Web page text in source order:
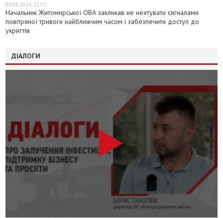
08.08.2026, 21:53
Начальник Житомирської ОВА закликав не нехтувати сигналами
повітряної тривоги найближчим часом і забезпечити доступ до
укриттів
ДІАЛОГИ